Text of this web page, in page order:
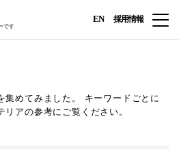
です
EN 採用情報
めてみました。
キーワードごとに
アの参考にご覧ください。